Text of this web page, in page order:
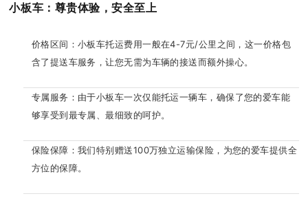
小板车：尊贵体验，安全至上
价格区间：小板车托运费用一般在4-7元/公里之间，这一价格包
含了提送车服务，让您无需为车辆的接送而额外操心。
专属服务：由于小板车一次仅能托运一辆车，确保了您的爱车能
够享受到最专属、最细致的呵护。
保险保障：我们特别赠送100万独立运输保险，为您的爱车提供全
方位的保障。